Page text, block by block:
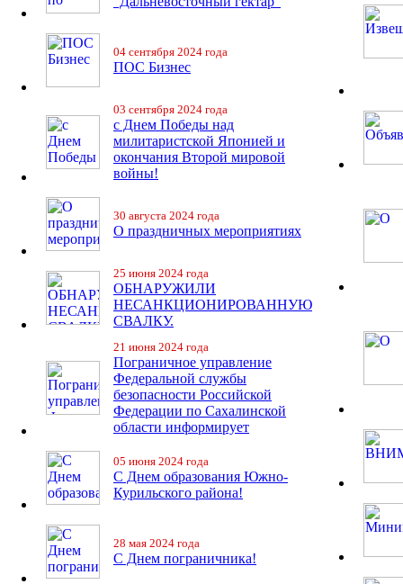
04 сентября 2024 года
ПОС Бизнес
03 сентября 2024 года
с Днем Победы над
милитаристской Японией и
окончания Второй мировой
войны!
30 августа 2024 года
О праздничных мероприятиях
25 июня 2024 года
ОБНАРУЖИЛИ
НЕСАНКЦИОНИРОВАННУЮ
СВАЛКУ.
21 июня 2024 года
Пограничное управление
Федеральной службы
безопасности Российской
Федерации по Сахалинской
области информирует
05 июня 2024 года
С Днем образования Южно-
Курильского района!
28 мая 2024 года
С Днем пограничника!